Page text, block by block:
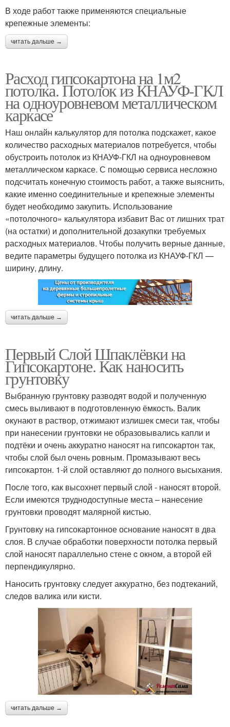
В ходе работ также применяются специальные
крепежные элементы:
читать дальше →
Расход гипсокартона на 1м2
потолка. Потолок из КНАУФ-ГКЛ
на одноуровневом металлическом
каркасе
Наш онлайн калькулятор для потолка подскажет, какое
количество расходных материалов потребуется, чтобы
обустроить потолок из КНАУФ-ГКЛ на одноуровневом
металлическом каркасе. С помощью сервиса несложно
подсчитать конечную стоимость работ, а также выяснить,
какие именно соединительные и крепежные элементы
будет необходимо закупить. Использование
«потолочного» калькулятора избавит Вас от лишних трат
(на остатки) и дополнительной дозакупки требуемых
расходных материалов. Чтобы получить верные данные,
ведите параметры будущего потолка из КНАУФ-ГКЛ —
ширину, длину.
читать дальше →
Первый Слой Шпаклёвки на
Гипсокартоне. Как наносить
грунтовку
Выбранную грунтовку разводят водой и полученную
смесь выливают в подготовленную ёмкость. Валик
окунают в раствор, отжимают излишек смеси так, чтобы
при нанесении грунтовки не образовывались капли и
подтёки и очень аккуратно наносят на гипсокартон так,
чтобы слой был очень ровным. Промазывают весь
гипсокартон. 1-й слой оставляют до полного высыхания.
После того, как высохнет первый слой - наносят второй.
Если имеются труднодоступные места – нанесение
грунтовки проводят малярной кистью.
Грунтовку на гипсокартонное основание наносят в два
слоя. В случае обработки поверхности потолка первый
слой наносят параллельно стене c окном, а второй ей
перпендикулярно.
Наносить грунтовку следует аккуратно, без подтеканий,
следов валика или кисти.
читать дальше →